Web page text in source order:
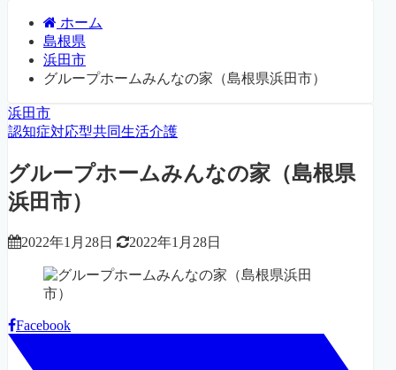
ホーム
島根県
浜田市
グループホームみんなの家（島根県浜田市）
浜田市
認知症対応型共同生活介護
グループホームみんなの家（島根県
浜田市）
2022年1月28日 2022年1月28日
Facebook